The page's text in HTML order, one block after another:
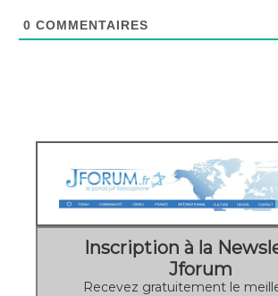
0 COMMENTAIRES
Inscription à la
Jforum
Recevez gratuitement le